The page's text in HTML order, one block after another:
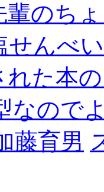
のち
せんべい
れた本
なので
藤育男